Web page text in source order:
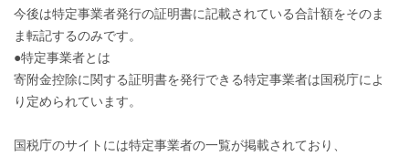
今後は特定事業者発行の証明書に記載されている合計額をそのま
ま転記するのみです。
●特定事業者とは
寄附金控除に関する証明書を発行できる特定事業者は国税庁によ
り定められています。
国税庁のサイトには特定事業者の一覧が掲載されており、